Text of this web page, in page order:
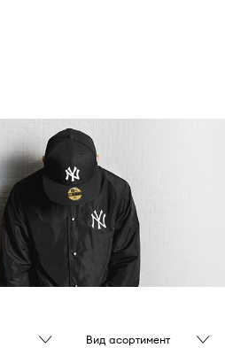
Вид асортимент